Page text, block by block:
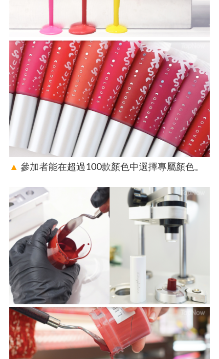
▲ 參加者能在超過100款顏色中選擇專屬顏色。